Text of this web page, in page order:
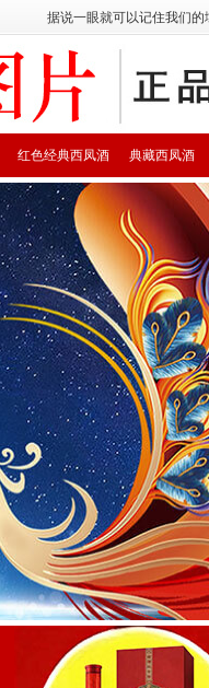
据说一眼就可以记住我们
典藏西凤酒
红色经典西凤酒